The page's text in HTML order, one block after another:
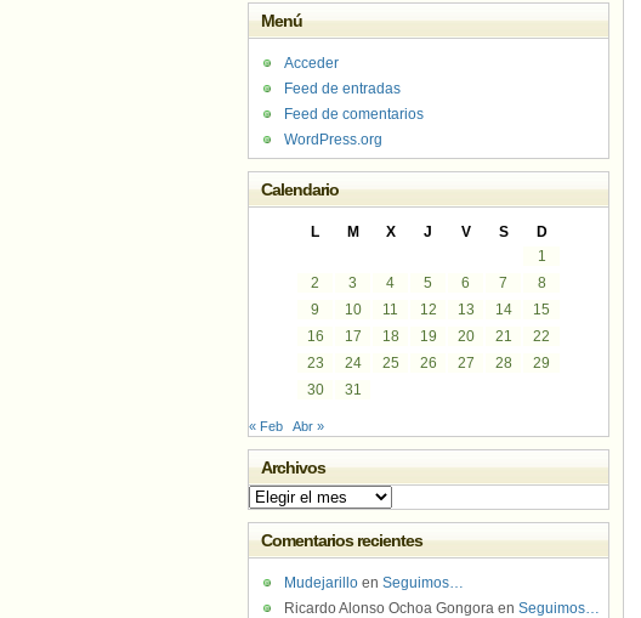
Menú
Acceder
Feed de entradas
Feed de comentarios
WordPress.org
Calendario
L M X J V S
D
1
2
3 4 5 6 7
8
9
10 11 12 13 14
15
16
17 18 19 20 21
22
23
24 25 26 27 28
29
30
31
« Feb Abr »
Archivos
Archivos
Comentarios recientes
Mudejarillo en Seguimos…
Ricardo Alonso Ochoa Gongora en Seguimos…